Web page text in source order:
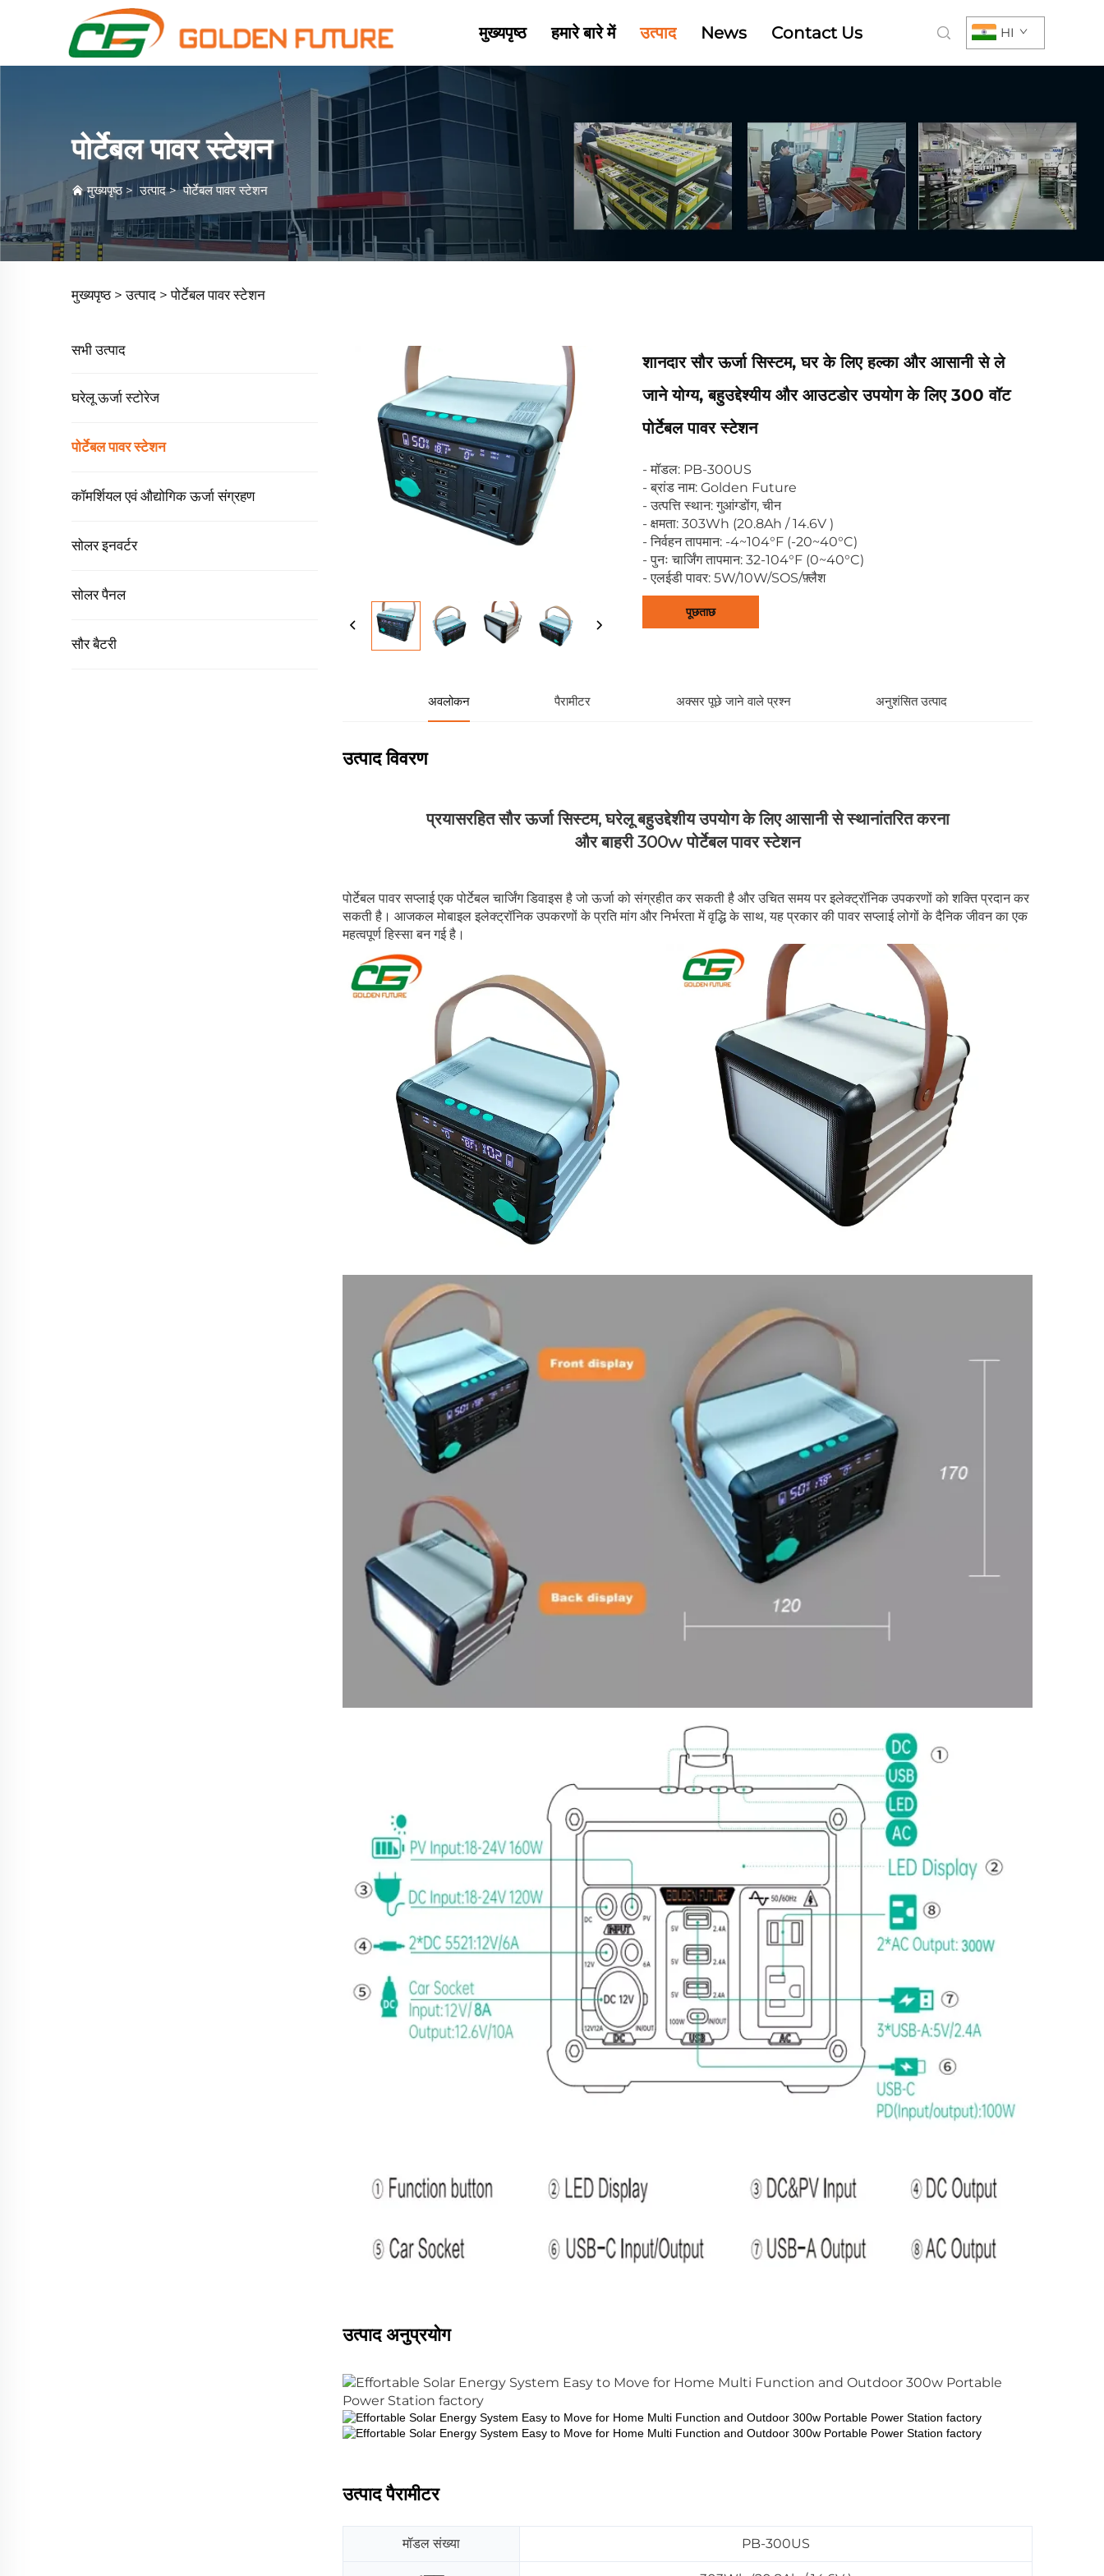
मुख्यपृष्ठ हमारे बारे में उत्पाद News Contact Us HI
पोर्टेबल पावर स्टेशन
मुख्यपृष्ठ>उत्पाद>पोर्टेबल पावर स्टेशन
मुख्यपृष्ठ > उत्पाद >पोर्टेबल पावर स्टेशन
सभी उत्पाद
घरेलू ऊर्जा स्टोरेज
पोर्टेबल पावर स्टेशन
कॉमर्शियल एवं औद्योगिक ऊर्जा संग्रहण
सोलर इनवर्टर
सोलर पैनल
सौर बैटरी
शानदार सौर ऊर्जा सिस्टम, घर के लिए हल्का और आसानी से ले
जाने योग्य, बहुउद्देश्यीय और आउटडोर उपयोग के लिए 300 वॉट
पोर्टेबल पावर स्टेशन
- मॉडल: PB-300US
- ब्रांड नाम: Golden Future
- उत्पत्ति स्थान: गुआंग्डोंग, चीन
- क्षमता: 303Wh (20.8Ah / 14.6V )
- निर्वहन तापमान: -4~104°F (-20~40°C)
- पुनः चार्जिंग तापमान: 32-104°F (0~40°C)
- एलईडी पावर: 5W/10W/SOS/फ़्लैश
पूछताछ
अवलोकन पैरामीटर अक्सर पूछे जाने वाले प्रश्न अनुशंसित उत्पाद
उत्पाद विवरण
प्रयासरहित सौर ऊर्जा सिस्टम, घरेलू बहुउद्देशीय उपयोग के लिए आसानी से स्थानांतरित करना
और बाहरी 300w पोर्टेबल पावर स्टेशन
पोर्टेबल पावर सप्लाई एक पोर्टेबल चार्जिंग डिवाइस है जो ऊर्जा को संग्रहीत कर सकती है और उचित समय पर इलेक्ट्रॉनिक उपकरणों को शक्ति प्रदान कर
सकती है। आजकल मोबाइल इलेक्ट्रॉनिक उपकरणों के प्रति मांग और निर्भरता में वृद्धि के साथ, यह प्रकार की पावर सप्लाई लोगों के दैनिक जीवन का एक
महत्वपूर्ण हिस्सा बन गई है।
उत्पाद अनुप्रयोग
उत्पाद पैरामीटर
मॉडल संख्या PB-300US